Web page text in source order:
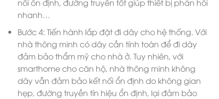
nối ổn định, đường truyền tốt giúp thiết bị phản hồi
nhanh…
Bước 4: Tiến hành lắp đặt đi dây cho hệ thống. Với
nhà thông minh có dây cần tính toán để đi dây
đảm bảo thẩm mỹ cho nhà ở. Tuy nhiên, với
smarthome cho căn hộ, nhà thông minh không
dây vẫn đảm bảo kết nối ổn định do không gian
hẹp, đường truyền tín hiệu ổn định, lại đảm bảo